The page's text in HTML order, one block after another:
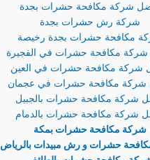
شركة مكافحة حشرات بجدة
شركة رش حشرات بجدة
مكافحة حشرات بجدة رخيصة
مكافحة حشرات في الفجيرة
شركة مكافحة حشرات في العين
شركة مكافحة حشرات في عجمان
شركة مكافحة حشرات بالجبيل
شركة مكافحة حشرات بالدمام
شركة مكافحة حشرات بمكة
حشرات و رش مبيدات بالرياض